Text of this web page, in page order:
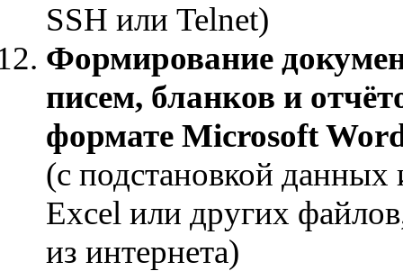
SSH или Telnet)
Формирование
писем, бланков и
формате Microsoft
(c подстановкой данных
Excel или других
из интернета)